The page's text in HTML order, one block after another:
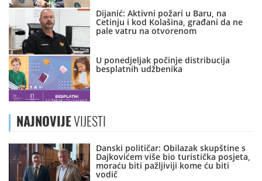
Dijanić: Aktivni požari u Baru, na
Cetinju i kod Kolašina, građani da ne
pale vatru na otvorenom
U ponedjeljak počinje distribucija
besplatnih udžbenika
NAJNOVIJEVIJESTI
Danski političar: Obilazak skupštine s
Dajkovićem više bio turistička posjeta,
moraću biti pažljiviji kome ću biti
vodič